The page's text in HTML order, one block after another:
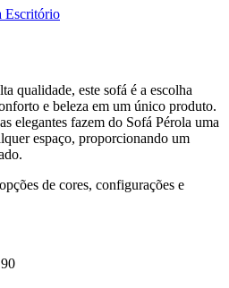
Escritório
qualidade, este sofá é a escolha
e beleza em um único produto.
elegantes fazem do Sofá Pérola uma
espaço, proporcionando um
de cores, configurações e